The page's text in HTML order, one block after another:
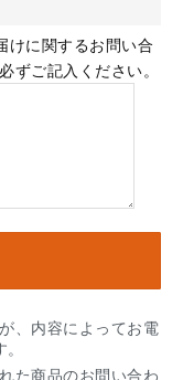
けに関するお問い合
ずご記入ください。
、内容によってお電
た商品のお問い合わ